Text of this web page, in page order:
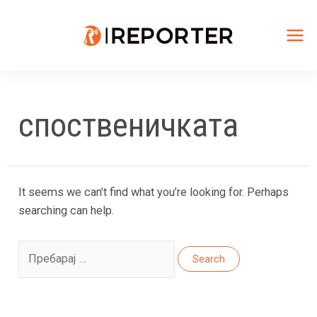
споственичката
It seems we can’t find what you’re looking for. Perhaps
searching can help.